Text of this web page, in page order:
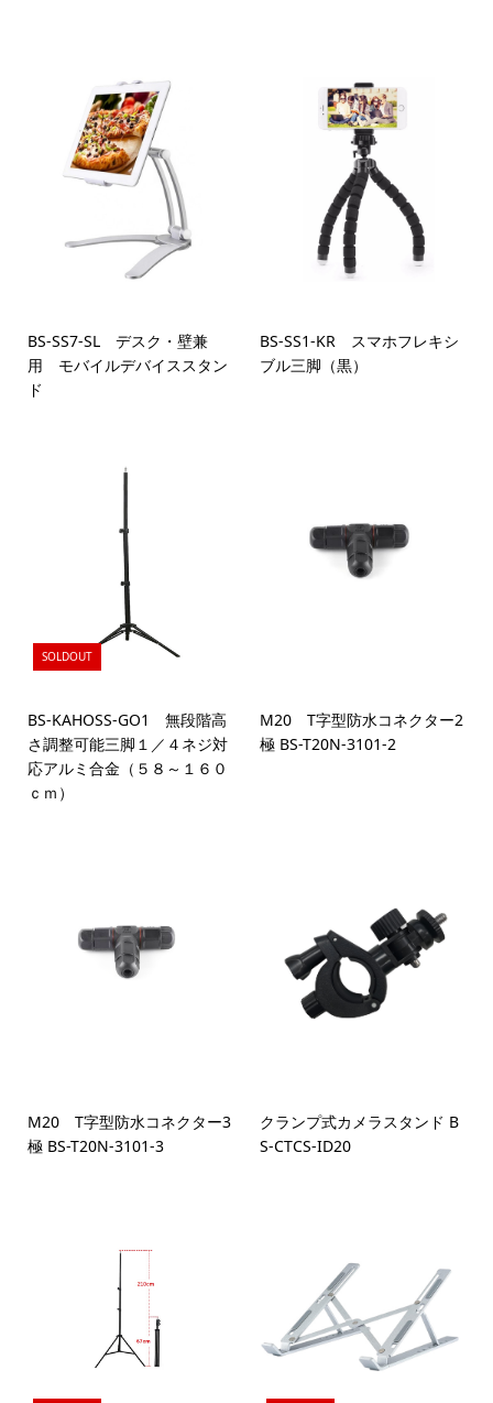
BS-SS7-SL デスク・壁兼
用 モバイルデバイススタン
ド
BS-SS1-KR スマホフレキシ
ブル三脚（黒）
SOLDOUT
BS-KAHOSS-GO1 無段階高
さ調整可能三脚１／４ネジ対
応アルミ合金（５８～１６０
ｃｍ）
M20 T字型防水コネクター2
極 BS-T20N-3101-2
M20 T字型防水コネクター3
極 BS-T20N-3101-3
クランプ式カメラスタンド B
S-CTCS-ID20